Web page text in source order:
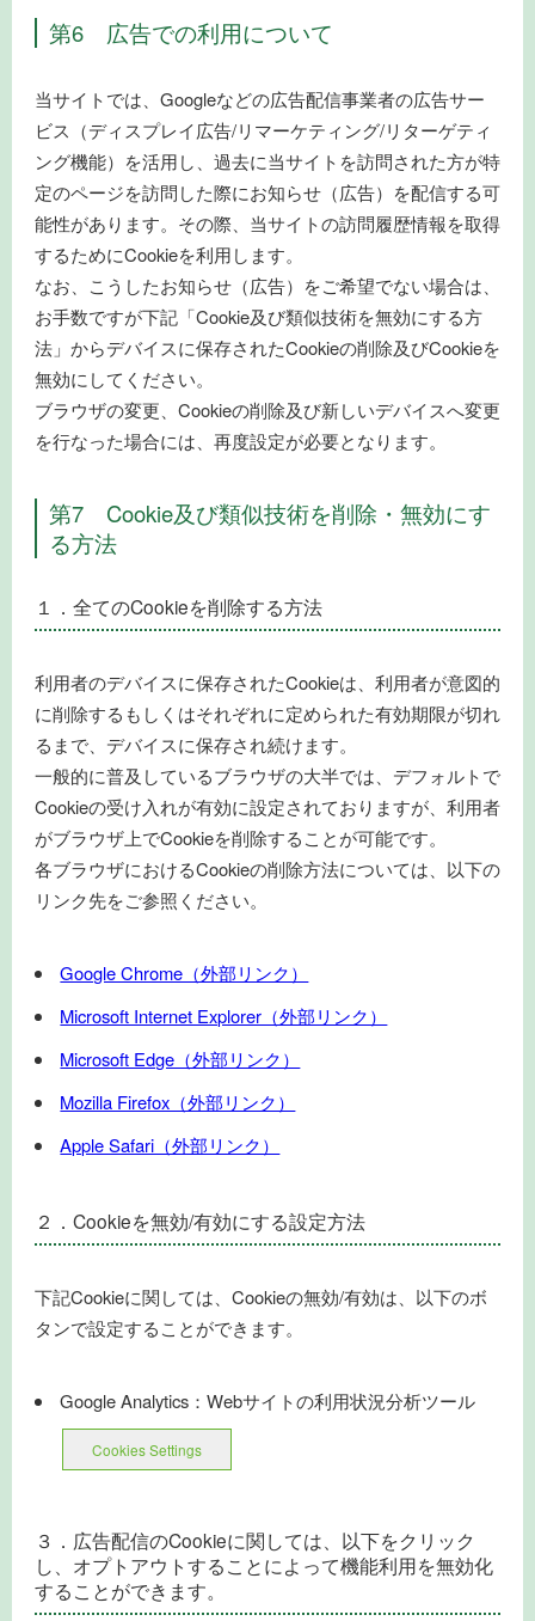
第6 広告での利用について
当サイトでは、Googleなどの広告配信事業者の広告サー
ビス（ディスプレイ広告/リマーケティング/リターゲティ
ング機能）を活用し、過去に当サイトを訪問された方が特
定のページを訪問した際にお知らせ（広告）を配信する可
能性があります。その際、当サイトの訪問履歴情報を取得
するためにCookieを利用します。
なお、こうしたお知らせ（広告）をご希望でない場合は、
お手数ですが下記「Cookie及び類似技術を無効にする方
法」からデバイスに保存されたCookieの削除及びCookieを
無効にしてください。
ブラウザの変更、Cookieの削除及び新しいデバイスへ変更
を行なった場合には、再度設定が必要となります。
第7 Cookie及び類似技術を削除・無効にす
る方法
１．全てのCookieを削除する方法
利用者のデバイスに保存されたCookieは、利用者が意図的
に削除するもしくはそれぞれに定められた有効期限が切れ
るまで、デバイスに保存され続けます。
一般的に普及しているブラウザの大半では、デフォルトで
Cookieの受け入れが有効に設定されておりますが、利用者
がブラウザ上でCookieを削除することが可能です。
各ブラウザにおけるCookieの削除方法については、以下の
リンク先をご参照ください。
Google Chrome（外部リンク）
Microsoft Internet Explorer（外部リンク）
Microsoft Edge（外部リンク）
Mozilla Firefox（外部リンク）
Apple Safari（外部リンク）
２．Cookieを無効/有効にする設定方法
下記Cookieに関しては、Cookieの無効/有効は、以下のボ
タンで設定することができます。
Google Analytics：Webサイトの利用状況分析ツール
Cookies Settings
３．広告配信のCookieに関しては、以下をクリック
し、オプトアウトすることによって機能利用を無効化
することができます。